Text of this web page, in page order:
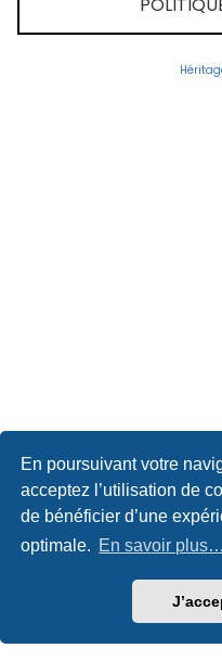
En poursuivant votre
acceptez l’utilisation de
de bénéficier d’une
optimale. En savoir plus…